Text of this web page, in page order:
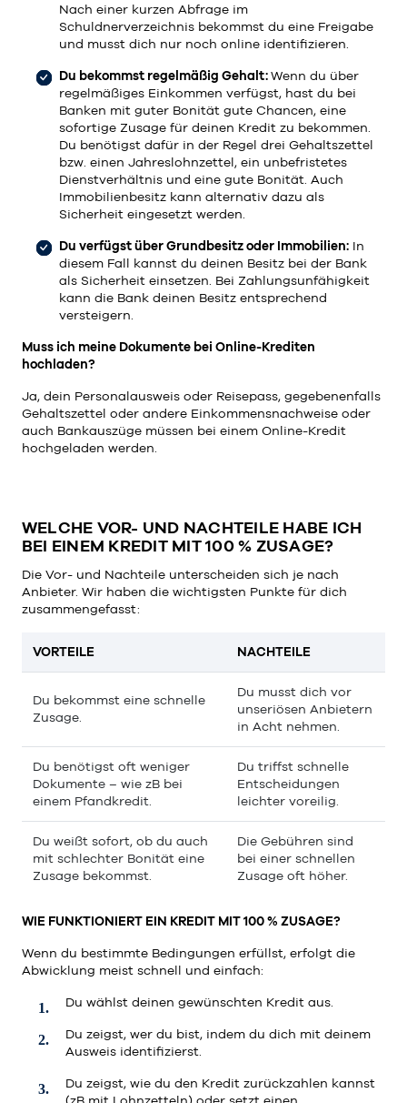
Nach einer kurzen Abfrage im
Schuldnerverzeichnis bekommst du eine Freigabe
und musst dich nur noch online identifizieren.
Du bekommst regelmäßig Gehalt:Wenn du über
regelmäßiges Einkommen verfügst, hast du bei
Banken mit guter Bonität gute Chancen, eine
sofortige Zusage für deinen Kredit zu bekommen.
Du benötigst dafür in der Regel drei Gehaltszettel
bzw. einen Jahreslohnzettel, ein unbefristetes
Dienstverhältnis und eine gute Bonität. Auch
Immobilienbesitz kann alternativ dazu als
Sicherheit eingesetzt werden.
Du verfügst über Grundbesitz oder Immobilien: In
diesem Fall kannst du deinen Besitz bei der Bank
als Sicherheit einsetzen. Bei Zahlungsunfähigkeit
kann die Bank deinen Besitz entsprechend
versteigern.
Muss ich meine Dokumente bei Online-Krediten
hochladen?
Ja, dein Personalausweis oder Reisepass, gegebenenfalls
Gehaltszettel oder andere Einkommensnachweise oder
auch Bankauszüge müssen bei einem Online-Kredit
hochgeladen werden.
WELCHE VOR- UND NACHTEILE HABE ICH
BEI EINEM KREDIT MIT 100 % ZUSAGE?
Die Vor- und Nachteile unterscheiden sich je nach
Anbieter. Wir haben die wichtigsten Punkte für dich
zusammengefasst:
VORTEILE NACHTEILE
Du bekommst eine schnelle
Zusage.
Du musst dich vor
unseriösen Anbietern
in Acht nehmen.
Du benötigst oft weniger
Dokumente – wie zB bei
einem Pfandkredit.
Du triffst schnelle
Entscheidungen
leichter voreilig.
Du weißt sofort, ob du auch
mit schlechter Bonität eine
Zusage bekommst.
Die Gebühren sind
bei einer schnellen
Zusage oft höher.
WIE FUNKTIONIERT EIN KREDIT MIT 100 % ZUSAGE?
Wenn du bestimmte Bedingungen erfüllst, erfolgt die
Abwicklung meist schnell und einfach:
Du wählst deinen gewünschten Kredit aus.
Du zeigst, wer du bist, indem du dich mit deinem
Ausweis identifizierst.
Du zeigst, wie du den Kredit zurückzahlen kannst
(zB mit Lohnzetteln) oder setzt einen